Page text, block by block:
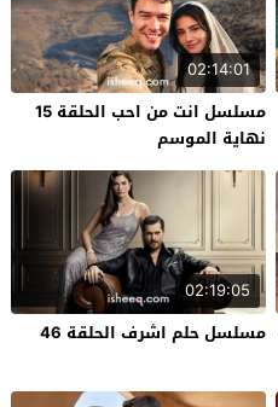
02:14:01
مسلسل انت من احب الحلقة 15
نهاية الموسم
02:19:05
مسلسل حلم اشرف الحلقة 46